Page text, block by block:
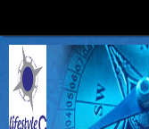
content